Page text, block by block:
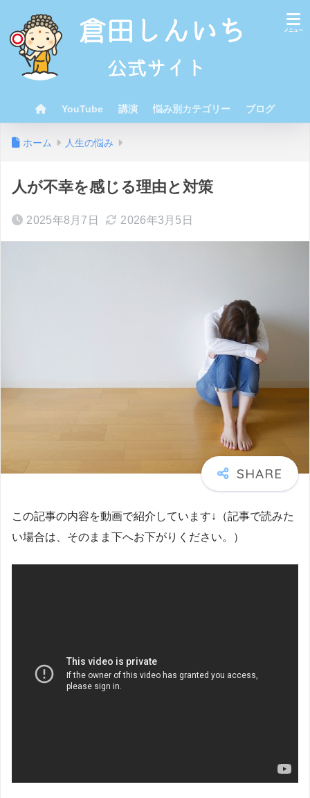
YouTube 講演 悩み別カテゴリー ブログ
ホーム 人生の悩み
人が不幸を感じる理由と対策
2025年8月7日 2026年3月5日
この記事の内容を動画で紹介しています↓（記事で読みた
い場合は、そのまま下へお下がりください。）